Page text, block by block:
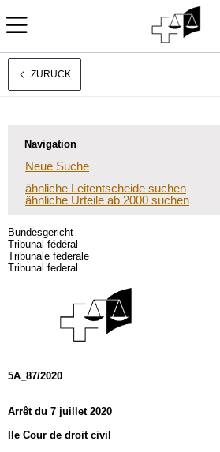
Français
ZURÜCK
Navigation
Neue Suche
ähnliche Leitentscheide suchen
ähnliche Urteile ab 2000 suchen
Bundesgericht
Tribunal fédéral
Tribunale federale
Tribunal federal
5A_87/2020
Arrêt du 7 juillet 2020
IIe Cour de droit civil